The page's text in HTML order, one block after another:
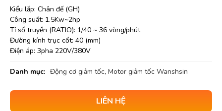
Kiểu lắp: Chân đế (GH)
Công suất: 1.5Kw~2hp
Tỉ số truyền (RATIO): 1/40 ~ 36 vòng/phút
Đường kính trục cốt: 40 (mm)
Điện áp: 3pha 220V/380V
Danh mục: Động cơ giảm tốc, Motor giảm tốc Wanshsin
LIÊN HỆ